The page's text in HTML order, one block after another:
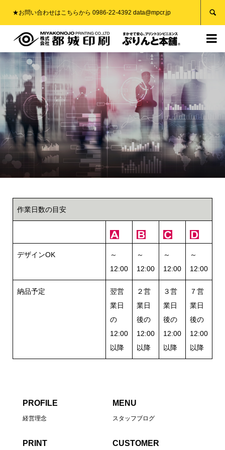
★お問い合わせはこちらから 0986-22-4392 data@mpcr.jp 

作業日数の目安
デザインOK
～
12:00
～
12:00
～
12:00
～
12:00
納品予定
翌営
業日
の
12:00
以降
２営
業日
後の
12:00
以降
３営
業日
後の
12:00
以降
７営
業日
後の
12:00
以降
PROFILE
経営理念
MENU
スタッフブログ
PRINT CUSTOMER